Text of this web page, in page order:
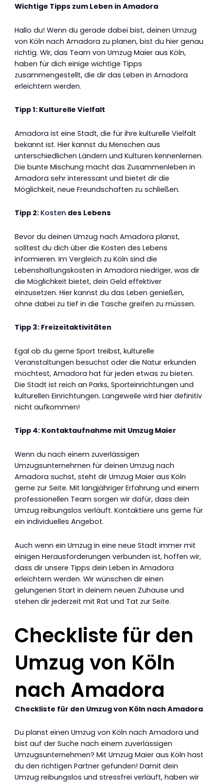
Wichtige Tipps zum Leben in Amadora
Hallo du! Wenn du gerade dabei bist, deinen Umzug
von Köln nach Amadora zu planen, bist du hier genau
richtig. Wir, das Team von Umzug Maier aus Köln,
haben für dich einige wichtige Tipps
zusammengestellt, die dir das Leben in Amadora
erleichtern werden.
Tipp 1: Kulturelle Vielfalt
Amadora ist eine Stadt, die für ihre kulturelle Vielfalt
bekannt ist. Hier kannst du Menschen aus
unterschiedlichen Ländern und Kulturen kennenlernen.
Die bunte Mischung macht das Zusammenleben in
Amadora sehr interessant und bietet dir die
Möglichkeit, neue Freundschaften zu schließen.
Tipp 2: Kosten des Lebens
Bevor du deinen Umzug nach Amadora planst,
solltest du dich über die Kosten des Lebens
informieren. Im Vergleich zu Köln sind die
Lebenshaltungskosten in Amadora niedriger, was dir
die Möglichkeit bietet, dein Geld effektiver
einzusetzen. Hier kannst du das Leben genießen,
ohne dabei zu tief in die Tasche greifen zu müssen.
Tipp 3: Freizeitaktivitäten
Egal ob du gerne Sport treibst, kulturelle
Veranstaltungen besuchst oder die Natur erkunden
möchtest, Amadora hat für jeden etwas zu bieten.
Die Stadt ist reich an Parks, Sporteinrichtungen und
kulturellen Einrichtungen. Langeweile wird hier definitiv
nicht aufkommen!
Tipp 4: Kontaktaufnahme mit Umzug Maier
Wenn du nach einem zuverlässigen
Umzugsunternehmen für deinen Umzug nach
Amadora suchst, steht dir Umzug Maier aus Köln
gerne zur Seite. Mit langjähriger Erfahrung und einem
professionellen Team sorgen wir dafür, dass dein
Umzug reibungslos verläuft. Kontaktiere uns gerne für
ein individuelles Angebot.
Auch wenn ein Umzug in eine neue Stadt immer mit
einigen Herausforderungen verbunden ist, hoffen wir,
dass dir unsere Tipps dein Leben in Amadora
erleichtern werden. Wir wünschen dir einen
gelungenen Start in deinem neuen Zuhause und
stehen dir jederzeit mit Rat und Tat zur Seite.
Checkliste für den
Umzug von Köln
nach Amadora
Checkliste für den Umzug von Köln nach Amadora
Du planst einen Umzug von Köln nach Amadora und
bist auf der Suche nach einem zuverlässigen
Umzugsunternehmen? Mit Umzug Maier aus Köln hast
du den richtigen Partner gefunden! Damit dein
Umzug reibungslos und stressfrei verläuft, haben wir